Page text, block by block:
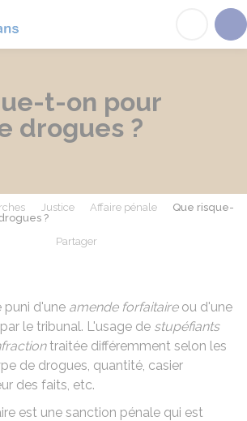
t-on pour
drogues ?
Justice Affaire pénale
Que risque-
?
Partager
puni d'une amende forfaitaireou d'une
le tribunal. L'usage de stupéfiants
traitée différemment selon les
de drogues, quantité, casier
des faits, etc.
est une sanction pénale qui est